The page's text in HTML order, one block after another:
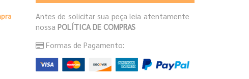
Antes de solicitar sua peça leia atentamente
nossa POLÍTICA DE COMPRAS
Formas de Pagamento: